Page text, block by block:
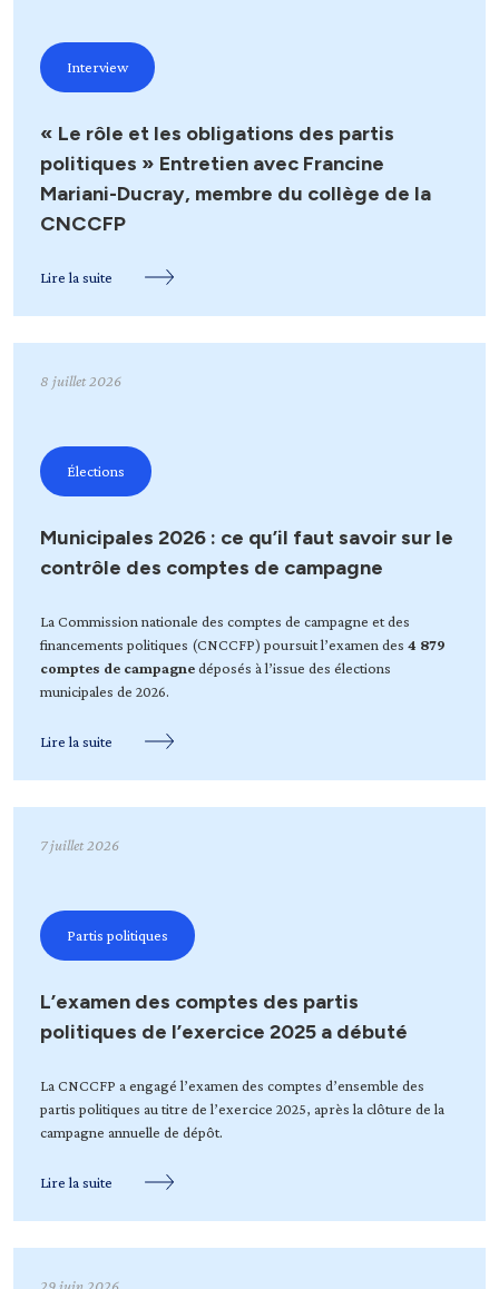
Interview
« Le rôle et les obligations des partis
politiques » Entretien avec Francine
Mariani-Ducray, membre du collège de la
CNCCFP
Lire la suite
8 juillet 2026
Élections
Municipales 2026 : ce qu’il faut savoir sur le
contrôle des comptes de campagne
La Commission nationale des comptes de campagne et des
financements politiques (CNCCFP) poursuit l’examen des 4 879
comptes de campagnedéposés à l’issue des élections
municipales de 2026.
Lire la suite
7 juillet 2026
Partis politiques
L’examen des comptes des partis
politiques de l’exercice 2025 a débuté
La CNCCFP a engagé l’examen des comptes d’ensemble des
partis politiques au titre de l’exercice 2025, après la clôture de la
campagne annuelle de dépôt.
Lire la suite